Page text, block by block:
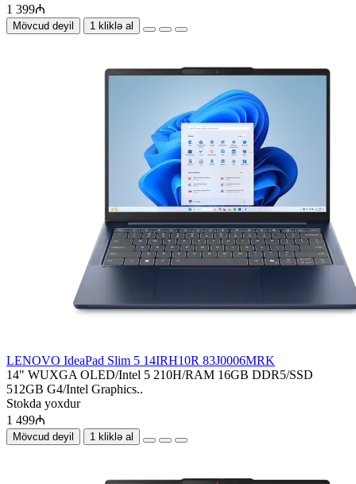
1 399₼
Mövcud deyil 1 kliklə al
LENOVO IdeaPad Slim 5 14IRH10R 83J0006MRK
14" WUXGA OLED/Intel 5 210H/RAM 16GB DDR5/SSD
512GB G4/Intel Graphics..
Stokda yoxdur
1 499₼
Mövcud deyil 1 kliklə al